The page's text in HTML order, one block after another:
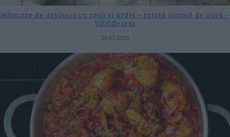
Mâncare de dovlecei cu roșii și ardei – rețetă simplă de vară –
VIDEO+text
28.07.2026